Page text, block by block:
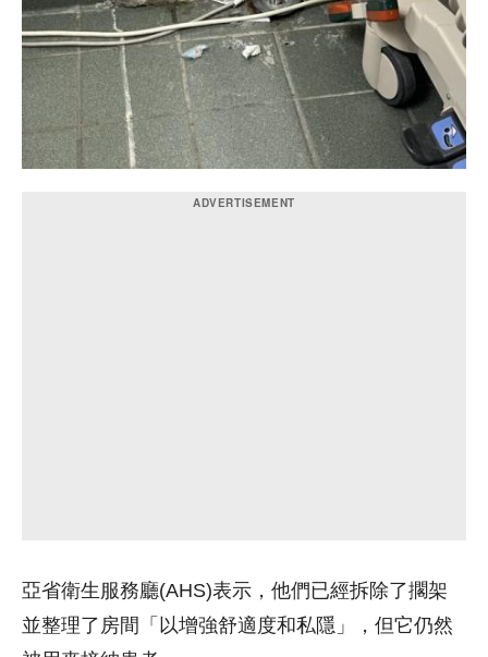
亞省衛生服務廳(AHS)表示，他們已經拆除了擱架
並整理了房間「以增強舒適度和私隱」，但它仍然